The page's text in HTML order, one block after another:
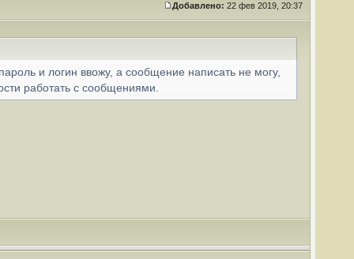
Добавлено: 22 фев 2019, 20:37
и логин ввожу, а сообщение написать не могу,
работать с сообщениями.